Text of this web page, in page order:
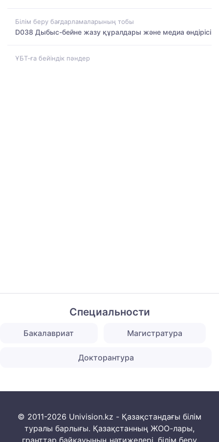
Білім беру бағдарламаларының тобы
D038 Дыбыс-бейне жазу құралдары және медиа өндірісі
ҰБТ-ға бейіндік пәндер
Специальности
Бакалавриат Магистратура
Докторантура
© 2011-2026 Univision.kz - Қазақстандағы білім
туралы барлығы. Қазақстанның ЖОО-лары,
гранттар байқауының нәтижелері, білім беру